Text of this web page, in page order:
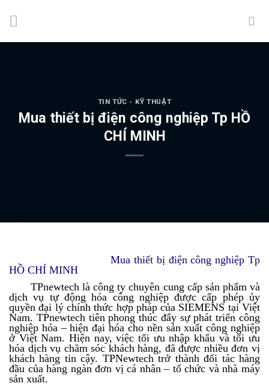
TIN TỨC - KỸ THUẬT
Mua thiết bị điện công nghiệp Tp HỒ
CHÍ MINH
Mua thiết bị điện công nghiệp Tp
HỒ CHÍ MINH
TPnewtech là công ty chuyên cung cấp sản phẩm và
dịch vụ tự động hóa công nghiệp được cấp phép ủy
quyền đại lý chính thức hợp pháp của SIEMENS tại Việt
Nam. TPnewtech tiên phong thúc đẩy sự phát triển công
nghiệp hóa – hiện đại hóa cho nền sản xuất công nghiệp
ở Việt Nam. Hiện nay, việc tối ưu nhập khẩu và tối ưu
hóa dịch vụ chăm sóc khách hàng, đã được nhiều đơn vị
khách hàng tin cậy. TPNewtech trở thành đối tác hàng
đầu của hàng ngàn đơn vị cá nhân – tổ chức và nhà máy
sản xuất.